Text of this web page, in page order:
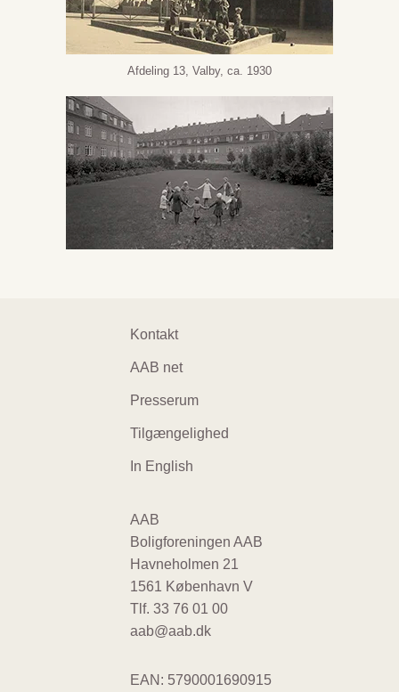
Afdeling 13, Valby, ca. 1930
Footer
navigation
Kontakt
AAB net
Presserum
Tilgængelighed
In English
AAB
Boligforeningen AAB
Havneholmen 21
1561 København V
Tlf. 33 76 01 00
aab@aab.dk
EAN: 5790001690915